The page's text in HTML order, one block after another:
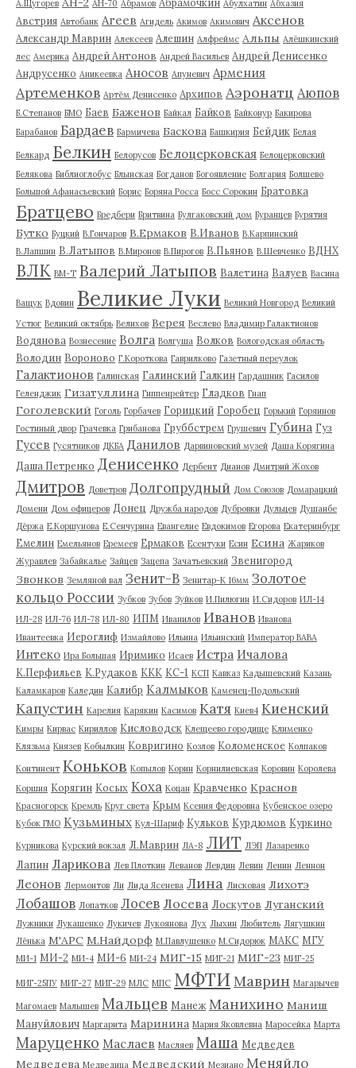
А.Щугорев
АН-70 Абрамов Абулхатин Абхазия
Австрия Автобанк Агеев Агидель Акимов Акимович Аксенов
Александр Маврин Алексеев Алешин Алфреймс Альпы Алёшкинский
лес Америка Андрей Антонов Андрей Васильев Андрей Денисенко
Андрусенко Аникеевка Аносов Апуневич Армения
Артеменков Артём Денисенко Архипов Аэронатц Аюпов
Б.Степанов БМО Баев Баженов Байкал Байков Байконур Бакирова
Барабанов Бардаев Бармичева Баскова Башкирия Бейдик Белая
Белкард Белкин Белорусов Белоцерковская Белоцерковский
Белякова Библиоглобус Блынская Богданов Богоявление Болгария Болшево
Большой Афанасьевский Борис Боряна Росса Босс Сорокин Братовка
Братцево Бредбери Бритвина Булгаковский дом Буранцев Бурятия
Бутко Буцкий В.Гончаров В.Ермаков В.Иванов В.Карпинский
В.Лапшин В.Латыпов В.Миронов В.Пирогов В.Пьянов В.Шевченко ВДНХ
ВЛК ВМ-Т Валерий Латыпов Валетина Валуев Васина
Ващук Вдовин Великие Луки Великий Новгород Великий
Устюг Великий октябрь Велихов Верея Веслево Владимир Галактионов
Водянова Вознесение Волга Волгуша Волков Вологодская область
Володин Вороново Г.Короткова Гаврилково Газетный переулок
Галактионов Галинская Галинский Галкин Гардашник Гасилов
Геленджик Гизатуллина Гиппенрейтер Гладков Гнап
Гоголевский Гоголь Горбачев Горицкий Горобец Горький Горяинов
Гостиный двор Грачевка Грибанова Груббстрем Грушевич Губина Гуз
Гусев Гусятников ДКБА Данилов Дарвиновский музей Даша Корягина
Даша Петренко Денисенко Дербент Дианов Дмитрий Жохов
Дмитров Доветров Долгопрудный Дом Союзов Домарацкий
Домени Дом офицеров Донец Дружба народов Дубровки Дульцев Душанбе
Дёржа Е.Коршунова Е.Сенчурина Евангелие Евдокимов Егорова Екатеринбург
Емелин Емельянов Еремеев Ермаков Есентуки Есин Есина Жариков
Журавлев Забайкалье Зайцев Зацепа Зачатьевский Звенигород
Звонков Земляной вал Зенит-В Зенитар-К 16мм Золотое
кольцо России Зубков Зубов Зуйков И.Пилюгин И.Сидоров ИЛ-14
ИЛ-28 ИЛ-76 ИЛ-78 ИЛ-80 ИПМ Иванилов Иванов Иванова
Ивантеевка Иероглиф Измайлово Ильина Ильинский Император ВАВА
Интеко Ира Большая Иримико Исаев Истра Ичалова
К.Перфильев К.Рудаков ККК КС-1 КСП Кавказ Кадышевский Казань
Каламкаров Каледин Калибр Калмыков Каменец-Подольский
Капустин Карелия Карякин Касимов Катя Киев4 Киенский
Кимры Кирвас Кириллов Кисловодск Клещеево городище Клименко
Клязьма Князев Кобылкин Ковригино Козлов Коломенское Колпаков
Континент Коньков Копылов Корин Корнилиевская Коровин Королева
Коршия Корягин Косых Коха Коцан Кравченко Краснов
Красногорск Кремль Круг света Крым Ксения Федоровна Кубенское озеро
Кубок ГМО Кузьминых Кул-Шариф Кульков Курдюмов Куркино
Курникова Курский вокзал Л.Маврин ЛА-8 ЛИТ ЛЭП Лазаренко
Лапин Ларикова Лев Плоткин Леванов Левдин Левин Ленин Леннон
Леонов Лермонтов Ли Лида Ясенева Лина Лисковая Лихотэ
Лобашов Лопатков Лосев Лосева Лоскутов Луганский
Лужники Лукашенко Лукичев Лукоянова Лух Лыхин Любитель Лягушкин
Лёнька М'АРС М.Найдорф М.Павлушенко М.Сидорюк МАКС МГУ
МИ-1 МИ-2 МИ-4 МИ-6 МИ-24 МИГ-15 МИГ-21 МИГ-23 МИГ-25
МИГ-25ПУ МИГ-27 МИГ-29 МЛС МПС МФТИ Маврин Магарычев
Магомаев Малышев Мальцев Манеж Манихино Маниш
Мануйлович Маргарита Маринина Мария Яковлевна Маросейка Марта
Маруценко Маслаев Масляев Маша Медведев
Медведева Медведица Медведский Мезиано Меняйло